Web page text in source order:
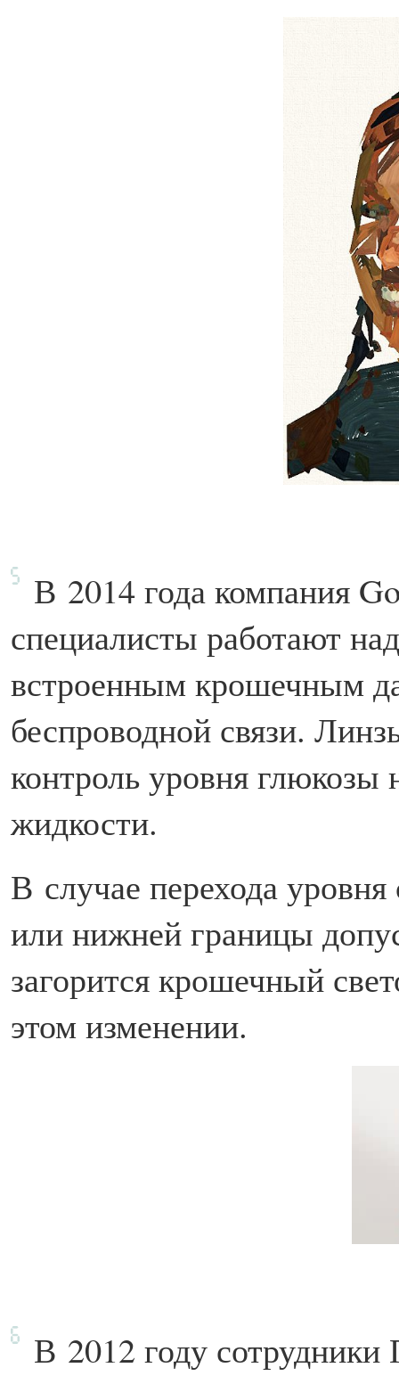
В 2014 года компания
специалисты работают
встроенным крошечным
беспроводной связи.
контроль уровня глюкозы
жидкости.
В случае перехода
или нижней границы
загорится крошечный
этом изменении.
В 2012 году сотрудники